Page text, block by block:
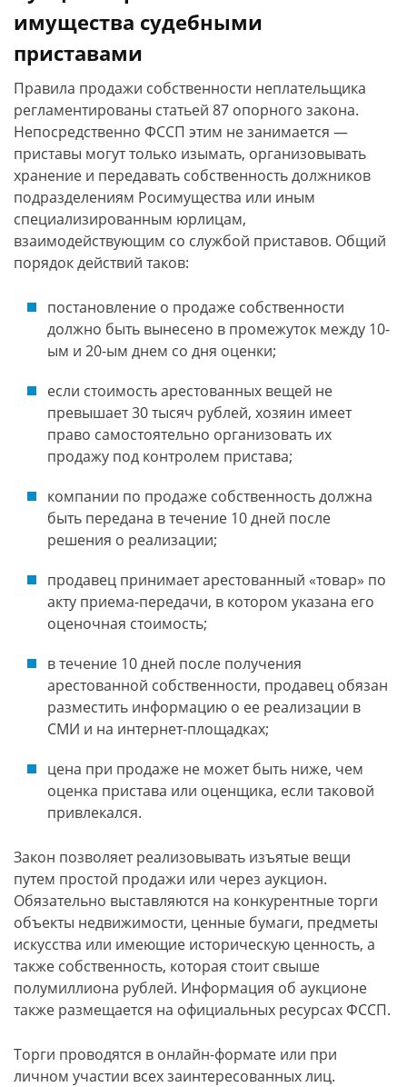
имущества судебными
приставами
Правила продажи собственности неплательщика
регламентированы статьей 87 опорного закона.
Непосредственно ФССП этим не занимается —
приставы могут только изымать, организовывать
хранение и передавать собственность должников
подразделениям Росимущества или иным
специализированным юрлицам,
взаимодействующим со службой приставов. Общий
порядок действий таков:
постановление о продаже собственности
должно быть вынесено в промежуток между 10-
ым и 20-ым днем со дня оценки;
если стоимость арестованных вещей не
превышает 30 тысяч рублей, хозяин имеет
право самостоятельно организовать их
продажу под контролем пристава;
компании по продаже собственность должна
быть передана в течение 10 дней после
решения о реализации;
продавец принимает арестованный «товар» по
акту приема-передачи, в котором указана его
оценочная стоимость;
в течение 10 дней после получения
арестованной собственности, продавец обязан
разместить информацию о ее реализации в
СМИ и на интернет-площадках;
цена при продаже не может быть ниже, чем
оценка пристава или оценщика, если таковой
привлекался.
Закон позволяет реализовывать изъятые вещи
путем простой продажи или через аукцион.
Обязательно выставляются на конкурентные торги
объекты недвижимости, ценные бумаги, предметы
искусства или имеющие историческую ценность, а
также собственность, которая стоит свыше
полумиллиона рублей. Информация об аукционе
также размещается на официальных ресурсах ФССП.
Торги проводятся в онлайн-формате или при
личном участии всех заинтересованных лиц.